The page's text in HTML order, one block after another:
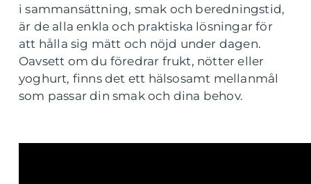
i sammansättning, smak och beredningstid,
är de alla enkla och praktiska lösningar för
att hålla sig mätt och nöjd under dagen.
Oavsett om du föredrar frukt, nötter eller
yoghurt, finns det ett hälsosamt mellanmål
som passar din smak och dina behov.